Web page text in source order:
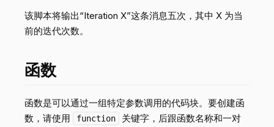
该脚本将输出“Iteration X”这条消息五次，其中 X 为当
前的迭代次数。
函数
函数是可以通过一组特定参数调用的代码块。要创建函
数，请使用
function
关键字，后跟函数名称和一对